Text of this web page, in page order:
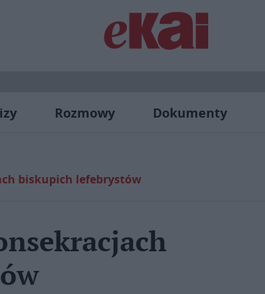
Rozmowy Dokumenty
biskupich lefebrystów